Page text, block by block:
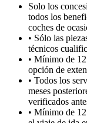
Solo los
todos los
coches de
• Sólo las
técnicos
• Mínimo de
opción de
• Todos los
meses
verificados
• Mínimo de